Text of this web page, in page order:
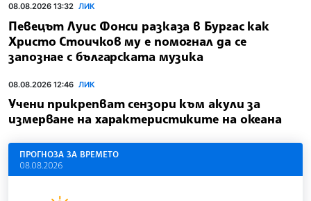
08.08.2026 13:32 ЛИК
Певецът Луис Фонси разказа в Бургас как
Христо Стоичков му е помогнал да се
запознае с българската музика
08.08.2026 12:46 ЛИК
Учени прикрепват сензори към акули за
измерване на характеристиките на океана
ПРОГНОЗА ЗА ВРЕМЕТО
08.08.2026